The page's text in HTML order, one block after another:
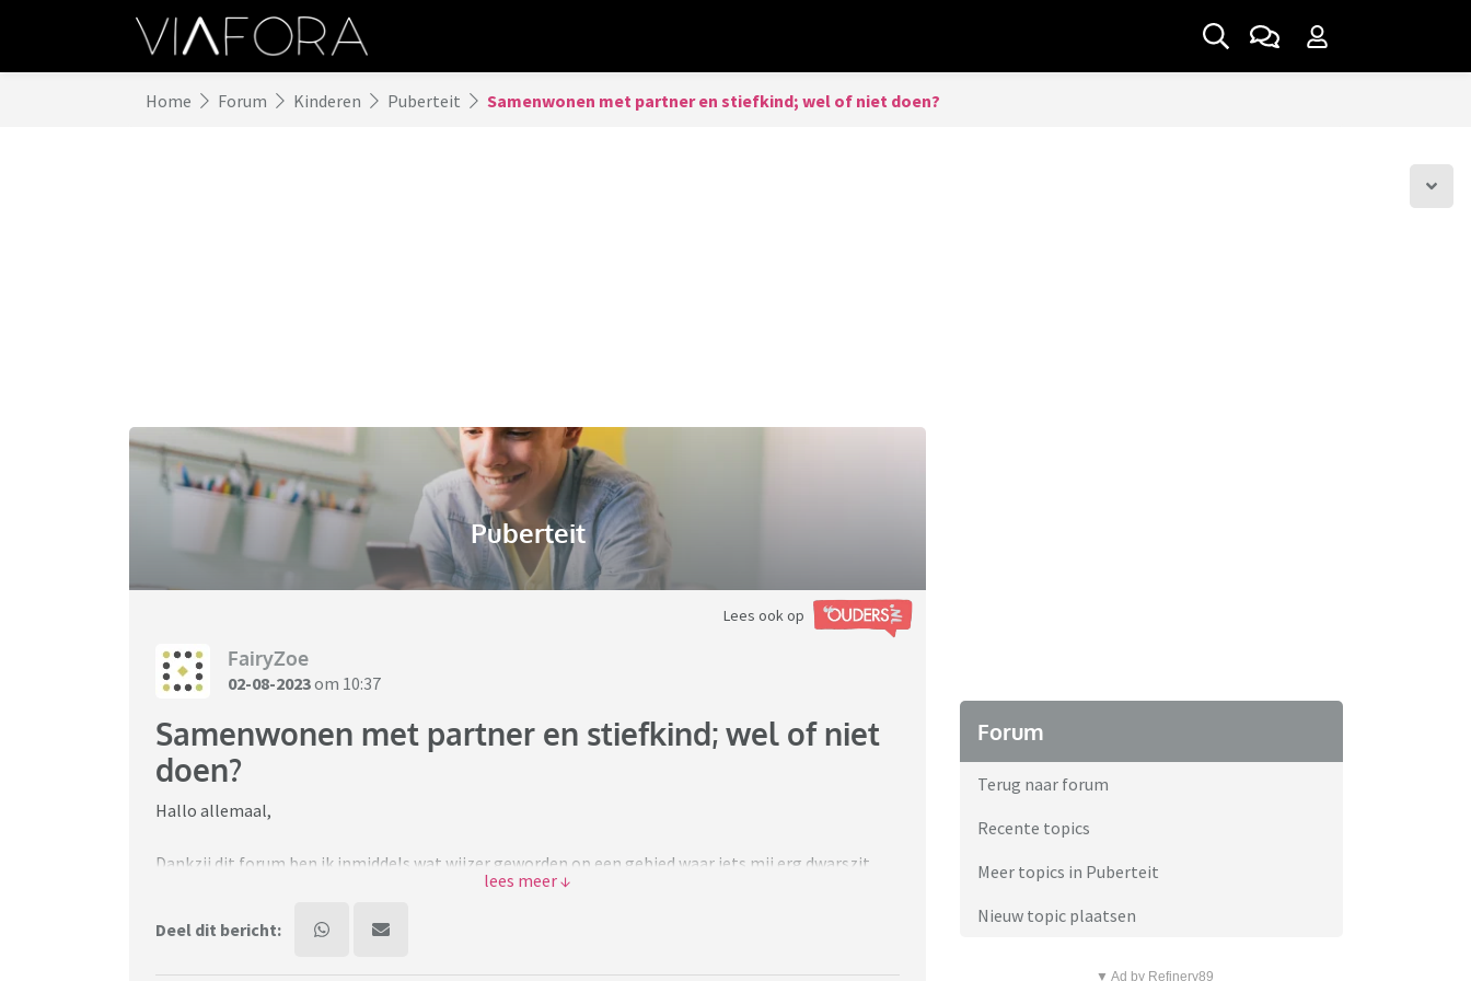
Home Forum Kinderen Puberteit Samenwonen met partner en stiefkind; wel of niet doen?
Puberteit
Lees ook op
FairyZoe
02-08-2023om 10:37
Samenwonen met partner en stiefkind; wel of niet
doen?
Hallo allemaal,
Dankzij dit forum ben ik inmiddels wat wijzer geworden op een gebied waar iets mij erg dwarszit.
Throwaway aangemaakt. Hopelijk kunnen jullie wat licht schijnen op de volgende situatie. Sorry
Deel dit bericht:
Forum
Terug naar forum
Recente topics
Meer topics in Puberteit
Nieuw topic plaatsen
▼ Ad by Refinery89